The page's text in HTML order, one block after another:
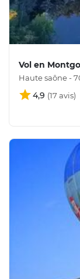
Vol en
Haute saône -
4,9